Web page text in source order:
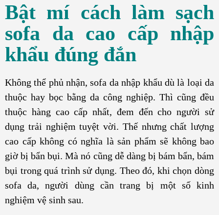
Bật mí cách làm sạch
sofa da cao cấp nhập
khẩu đúng đắn
Không thể phủ nhận, sofa da nhập khẩu dù là loại da
thuộc hay bọc bằng da công nghiệp. Thì cũng đều
thuộc hàng cao cấp nhất, đem đến cho người sử
dụng trải nghiệm tuyệt vời. Thế nhưng chất lượng
cao cấp không có nghĩa là sản phẩm sẽ không bao
giờ bị bẩn bụi. Mà nó cũng dễ dàng bị bám bẩn, bám
bụi trong quá trình sử dụng. Theo đó, khi chọn dòng
sofa da, người dùng cần trang bị một số kinh
nghiệm vệ sinh sau.